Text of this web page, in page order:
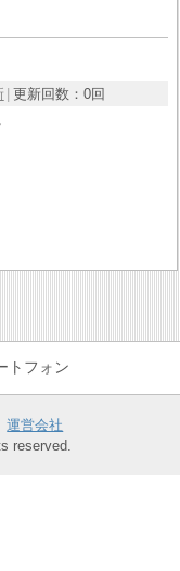
更新回数： 0回
トフォン
運営会社
reserved.